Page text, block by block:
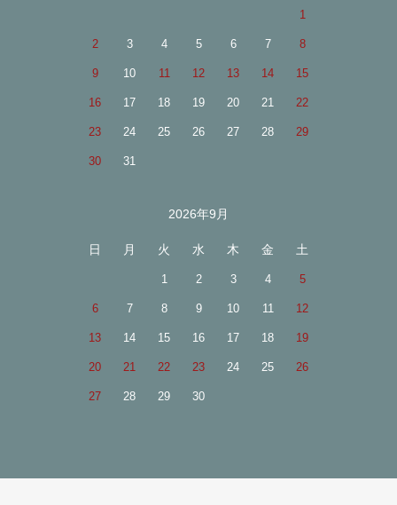
1
2 3 4 5 6 7 8
9 10 11 12 13 14 15
16 17 18 19 20 21 22
23 24 25 26 27 28 29
30 31
2026年9月
日 月 火 水 木 金 土
1 2 3 4 5
6 7 8 9 10 11 12
13 14 15 16 17 18 19
20 21 22 23 24 25 26
27 28 29 30